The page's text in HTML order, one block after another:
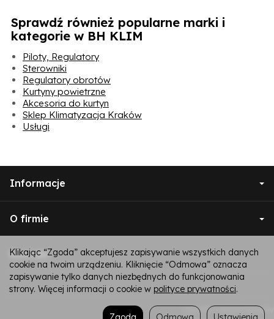
Sprawdź również popularne marki i
kategorie w BH KLIM
Piloty, Regulatory
Sterowniki
Regulatory obrotów
Kurtyny powietrzne
Akcesoria do kurtyn
Sklep Klimatyzacja Kraków
Usługi
Informacje
O firmie
Kontakt
*) brutto +koszty dostawy
Klikając “Zgoda” akceptujesz zapisywanie wszystkich danych
cookie na twoim urządzeniu. Kliknięcie “Odmowa” oznacza
zapisywanie tylko danych niezbędnych do funkcjonowania
strony. Więcej informacji o cookie w polityce prywatności.
Ustawienia
Odmowa
Zgoda